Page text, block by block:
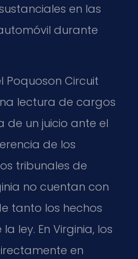
en las
durante
Poquoson Circuit
lectura de cargos
un juicio ante el
de los
tribunales de
no cuentan con
tanto los hechos
ley. En Virginia, los
en